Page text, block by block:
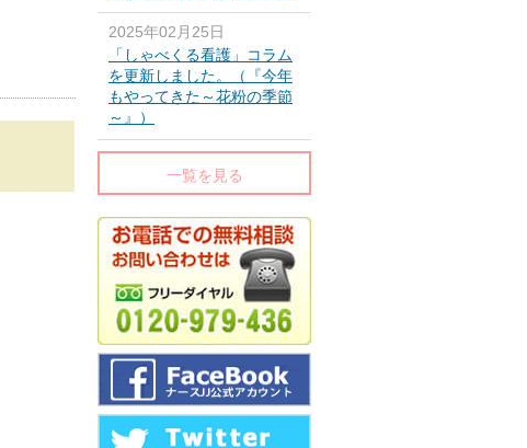
2025年02月25日
「しゃべくる看護」コラム
を更新しました。（『今年
もやってきた～花粉の季節
～』）
一覧を見る